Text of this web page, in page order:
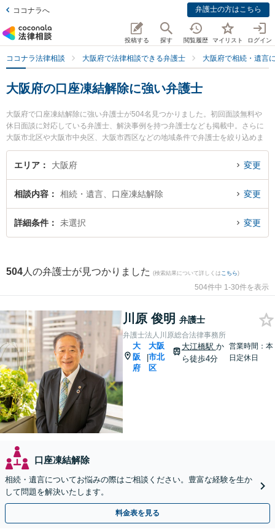
ココナラへ 弁護士の方はこちら
投稿する 探す 閲覧履歴 マイリスト ログイン
ココナラ法律相談 大阪府で法律相談できる弁護士 大阪府で相続・遺言
大阪府の口座凍結解除に強い弁護士
大阪府で口座凍結解除に強い弁護士が504名見つかりました。初回面談無料や
休日面談に対応している弁護士、解決事例を持つ弁護士なども掲載中。さらに
大阪市北区や大阪市中央区、大阪市西区などの地域条件で弁護士を絞り込めま
す。相続・遺言に関係する家族間の相続トラブルや認知症の相続、遺産分割等
の細かな分野での絞り込み検索もでき便利です。特に弁護士法人川原総合法律
みなどが注目されています。『大阪府で土日や夜間に発生した口座凍結解除の
トラブルを今すぐに弁護士に相談したい』『口座凍結解除のトラブル解決の実
績豊富な近くの弁護士を検索したい』『初回相談無料で口座凍結解除を法律相
エリア 大阪府 変更
相談内容 相続・遺言、口座凍結解除 変更
詳細条件 未選択 変更
504 人の弁護士が見つかりました (検索結果について詳しくは こちら)
504件中 1-30件を表示
川原 俊明 弁護士
弁護士法人川原総合法律事務所
大
阪
府
|
大阪
市北
区
大江橋駅 か
ら徒歩4分
営業時間：本
日定休日
口座凍結解除
相続・遺言についてお悩みの際はご相談ください。豊富な経験を生か
して問題を解決いたします。
料金表を見る